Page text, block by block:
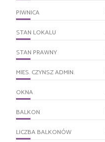
PIWNICA
STAN LOKALU
STAN PRAWNY
MIES. CZYNSZ ADMIN.
OKNA
BALKON
LICZBA BALKONÓW